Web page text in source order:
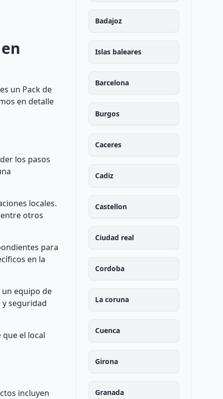
un Pack de
en detalle
los pasos
locales.
otros
para
en la
equipo de
y seguridad
el local
incluyen
Badajoz
Islas baleares
Barcelona
Burgos
Caceres
Cadiz
Castellon
Ciudad real
Cordoba
La coruna
Cuenca
Girona
Granada